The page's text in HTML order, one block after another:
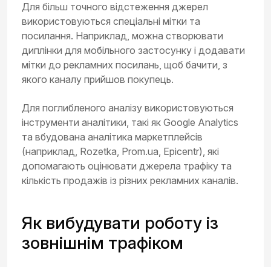
Для більш точного відстеження джерел
використовуються спеціальні мітки та
посилання. Наприклад, можна створювати
диплінки для мобільного застосунку і додавати
мітки до рекламних посилань, щоб бачити, з
якого каналу прийшов покупець.
Для поглибленого аналізу використовуються
інструменти аналітики, такі як Google Analytics
та вбудована аналітика маркетплейсів
(наприклад, Rozetka, Prom.ua, Epicentr), які
допомагають оцінювати джерела трафіку та
кількість продажів із різних рекламних каналів.
Як вибудувати роботу із
зовнішнім трафіком